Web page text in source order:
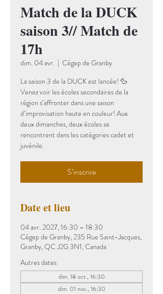
Match de la DUCK
saison 3// Match de
17h
dim. 04 avr.
  |
Cégep de Granby
La saison 3 de la DUCK est lancée! 🦆
Venez voir les écoles secondaires de la
région s’affronter dans une saison
d’improvisation haute en couleur! Aux
deux dimanches, deux écoles se
rencontrent dans les catégories cadet et
juvénile.
S’inscrire
Date et lieu
04 avr. 2027, 16:30 – 18:30
Cégep de Granby, 235 Rue Saint-Jacques,
Granby, QC J2G 3N1, Canada
Autres dates
dim. 18 oct., 16:30
dim. 01 nov., 16:30